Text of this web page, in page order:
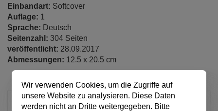
Einbandart: Softcover
Auflage: 1
Sprache: Deutsch
Seitenzahl: 304 Seiten
veröffentlicht: 28.09.2017
Abmessungen: 12.5 x 20.5 cm
24,90 €
Wir verwenden Cookies, um die Zugriffe auf
unsere Website zu analysieren. Diese Daten
werden nicht an Dritte weitergegeben. Bitte